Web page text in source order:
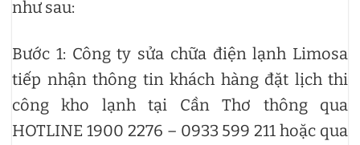
như sau:
Bước 1: Công ty sửa chữa điện lạnh Limosa
tiếp nhận thông tin khách hàng đặt lịch thi
công kho lạnh tại Cần Thơ thông qua
HOTLINE 1900 2276 – 0933 599 211 hoặc qua